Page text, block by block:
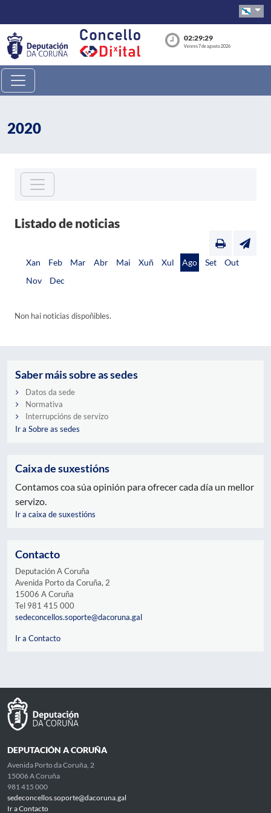
02:29:29
Venres 7 de agosto 2026
2020
Listado de noticias
Xan Feb Mar Abr Mai Xuñ Xul Ago Set
Out
Nov
Dec
Non hai noticias dispoñibles.
Saber máis sobre as sedes
Datos da sede
Normativa
Interrupcións de servizo
Ir a Sobre as sedes
Caixa de suxestións
Contamos coa súa opinión para ofrecer cada día un mellor
servizo.
Ir a caixa de suxestións
Contacto
Deputación A Coruña
Avenida Porto da Coruña, 2
15006 A Coruña
Tel 981 415 000
sedeconcellos.soporte@dacoruna.gal
Ir a Contacto
DEPUTACIÓN A CORUÑA
Avenida Porto da Coruña, 2
15006 A Coruña
981 415 000
sedeconcellos.soporte@dacoruna.gal
Ir a Contacto